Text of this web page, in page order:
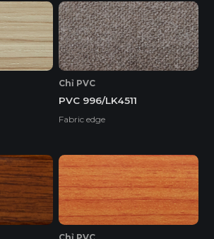
Chỉ PVC
PVC 996/LK4511
Fabric edge